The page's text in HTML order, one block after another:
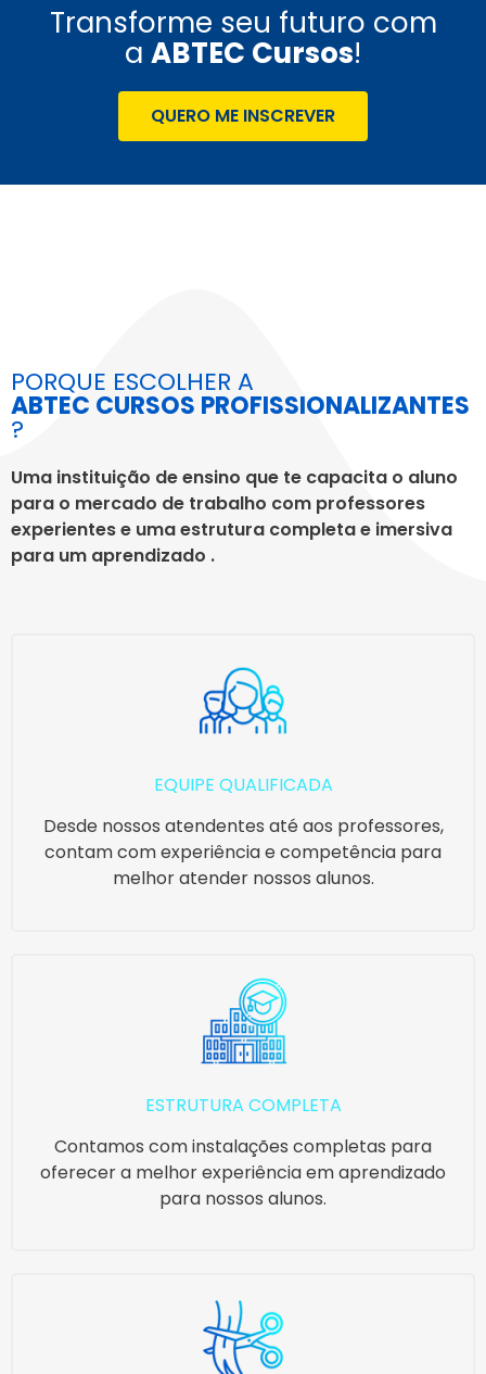
Transforme seu futuro com
a ABTEC Cursos!
QUERO ME INSCREVER
PORQUE ESCOLHER A
ABTEC CURSOS PROFISSIONALIZANTES
?
Uma instituição de ensino que te capacita o aluno
para o mercado de trabalho com professores
experientes e uma estrutura completa e imersiva
para um aprendizado .
EQUIPE QUALIFICADA
Desde nossos atendentes até aos professores,
contam com experiência e competência para
melhor atender nossos alunos.
ESTRUTURA COMPLETA
Contamos com instalações completas para
oferecer a melhor experiência em aprendizado
para nossos alunos.